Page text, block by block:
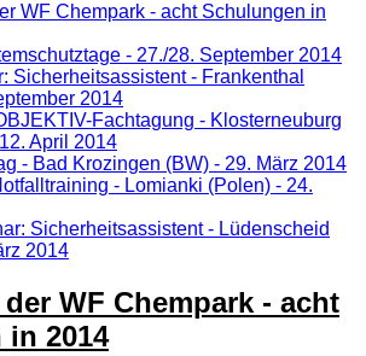
WF Chempark - acht Schulungen in
- 27./28. September 2014
Sicherheitsassistent - Frankenthal
2014
Fachtagung - Klosterneuburg
April 2014
- Bad Krozingen (BW) - 29. März 2014
- Lomianki (Polen) - 24.
Sicherheitsassistent - Lüdenscheid
2014
WF Chempark - acht
2014